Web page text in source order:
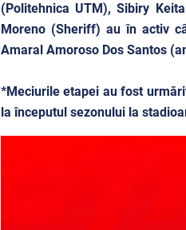
(Politehnica UTM), Sibiry
Moreno (Sheriff) au în activ
Amaral Amoroso Dos Santos
*Meciurile etapei au fost
la începutul sezonului la